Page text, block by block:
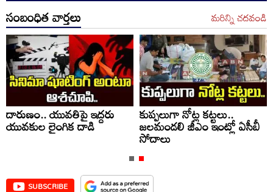
సంబంధిత వార్తలు మరిన్ని చదవండి
దారుణం.. యువతిపై ఇద్దరు
యువకుల లైంగిక దాడి
కుప్పలుగా నోట్ల కట్టలు..
జలమండలి జీఎం ఇంట్లో ఏసీబీ
సోదాలు
SUBSCRIBE